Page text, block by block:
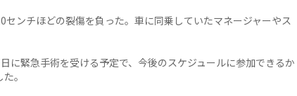
ンチほどの裂傷を負った。車に同乗していたマネージャーやス
に緊急手術を受ける予定で、今後のスケジュールに参加できるか
。